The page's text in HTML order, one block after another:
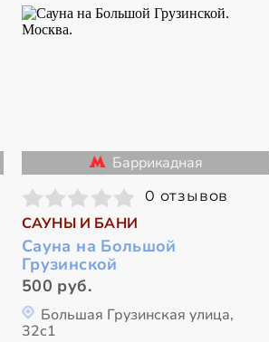
Баррикадная
0 отзывов
САУНЫ И БАНИ
Сауна на Большой
Грузинской
500 руб.
Большая Грузинская улица,
32с1